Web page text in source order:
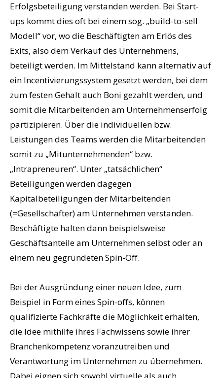
Erfolgsbeteiligung verstanden werden. Bei Start-
ups kommt dies oft bei einem sog. „build-to-sell
Modell“ vor, wo die Beschäftigten am Erlös des
Exits, also dem Verkauf des Unternehmens,
beteiligt werden. Im Mittelstand kann alternativ auf
ein Incentivierungssystem gesetzt werden, bei dem
zum festen Gehalt auch Boni gezahlt werden, und
somit die Mitarbeitenden am Unternehmenserfolg
partizipieren. Über die individuellen bzw.
Leistungen des Teams werden die Mitarbeitenden
somit zu „Mitunternehmenden“ bzw.
„Intrapreneuren“. Unter „tatsächlichen“
Beteiligungen werden dagegen
Kapitalbeteiligungen der Mitarbeitenden
(=Gesellschafter) am Unternehmen verstanden.
Beschäftigte halten dann beispielsweise
Geschäftsanteile am Unternehmen selbst oder an
einem neu gegründeten Spin-Off.
Bei der Ausgründung einer neuen Idee, zum
Beispiel in Form eines Spin-offs, können
qualifizierte Fachkräfte die Möglichkeit erhalten,
die Idee mithilfe ihres Fachwissens sowie ihrer
Branchenkompetenz voranzutreiben und
Verantwortung im Unternehmen zu übernehmen.